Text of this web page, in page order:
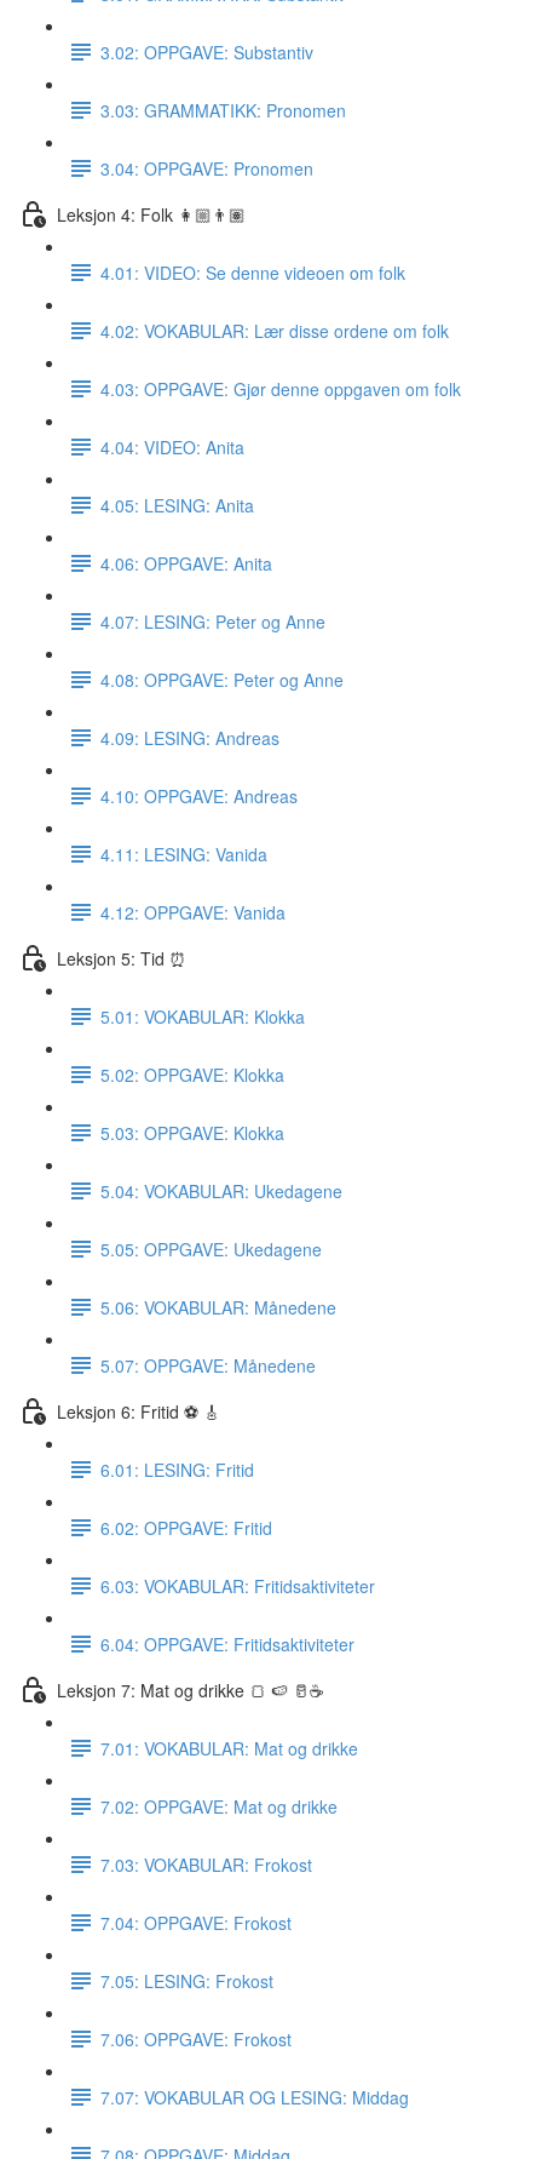
3.02: OPPGAVE: Substantiv
3.03: GRAMMATIKK: Pronomen
3.04: OPPGAVE: Pronomen
Leksjon 4: Folk 👩🏼👨🏽
4.01: VIDEO: Se denne videoen om folk
4.02: VOKABULAR: Lær disse ordene om folk
4.03: OPPGAVE: Gjør denne oppgaven om folk
4.04: VIDEO: Anita
4.05: LESING: Anita
4.06: OPPGAVE: Anita
4.07: LESING: Peter og Anne
4.08: OPPGAVE: Peter og Anne
4.09: LESING: Andreas
4.10: OPPGAVE: Andreas
4.11: LESING: Vanida
4.12: OPPGAVE: Vanida
Leksjon 5: Tid ⏰
5.01: VOKABULAR: Klokka
5.02: OPPGAVE: Klokka
5.03: OPPGAVE: Klokka
5.04: VOKABULAR: Ukedagene
5.05: OPPGAVE: Ukedagene
5.06: VOKABULAR: Månedene
5.07: OPPGAVE: Månedene
Leksjon 6: Fritid ⚽️ 🎸
6.01: LESING: Fritid
6.02: OPPGAVE: Fritid
6.03: VOKABULAR: Fritidsaktiviteter
6.04: OPPGAVE: Fritidsaktiviteter
Leksjon 7: Mat og drikke 🍞 🍉 🥛☕️
7.01: VOKABULAR: Mat og drikke
7.02: OPPGAVE: Mat og drikke
7.03: VOKABULAR: Frokost
7.04: OPPGAVE: Frokost
7.05: LESING: Frokost
7.06: OPPGAVE: Frokost
7.07: VOKABULAR OG LESING: Middag